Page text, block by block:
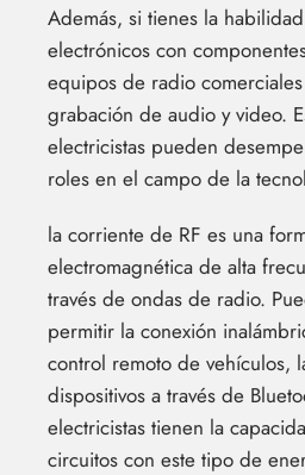
Además, si tienes la
electrónicos con
equipos de radio
grabación de audio y video.
electricistas pueden
roles en el campo de la
la corriente de RF es una
electromagnética de alta
través de ondas de radio.
permitir la conexión
control remoto de vehículos,
dispositivos a través de
electricistas tienen la
circuitos con este tipo de